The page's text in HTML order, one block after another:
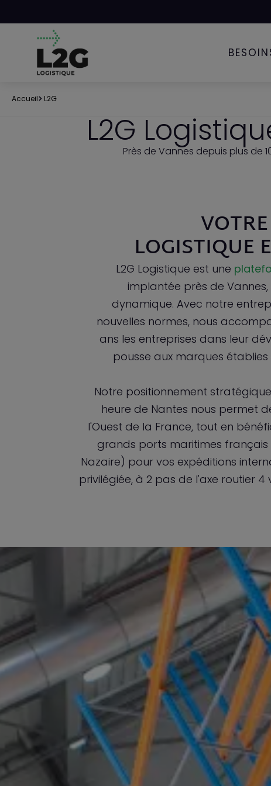
Accueil L2G
L2G
Près de Vannes depuis plus de
LOGISTIQUE
L2G Logistique est une
implantée près de
dynamique. Avec notre
nouvelles normes, nous
ans les entreprises dans leur
pousse aux marques
Notre positionnement stratégique
heure de Nantes nous permet
l'Ouest de la France, tout en
grands ports maritimes français
Nazaire) pour vos expéditions
privilégiée, à 2 pas de l'axe routier 4